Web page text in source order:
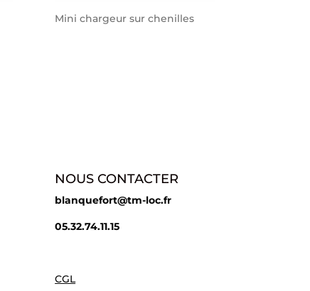
Mini chargeur sur chenilles
NOUS CONTACTER
blanquefort@tm-loc.fr
05.32.74.11.15
CGL